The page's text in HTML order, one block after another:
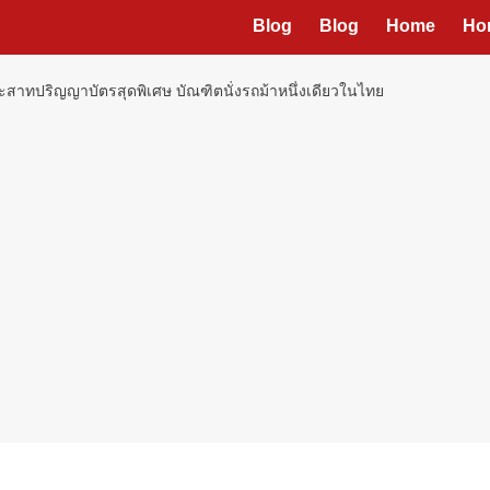
Blog Blog Home
สาทปริญญาบัตรสุดพิเศษ บัณฑิตนั่งรถม้าหนึ่งเดียวในไทย